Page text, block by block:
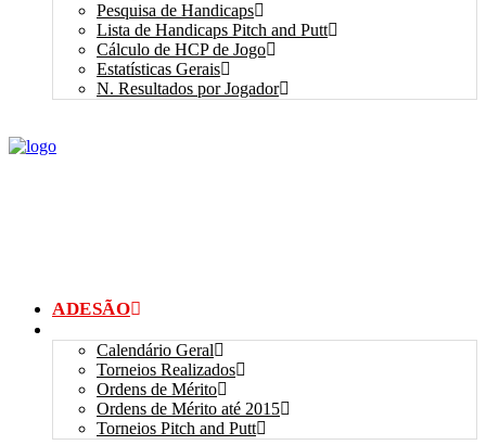
Pesquisa de Handicaps
Lista de Handicaps Pitch and Putt
Cálculo de HCP de Jogo
Estatísticas Gerais
N. Resultados por Jogador
ADESÃO
Calendário Geral
Torneios Realizados
Ordens de Mérito
Ordens de Mérito até 2015
Torneios Pitch and Putt